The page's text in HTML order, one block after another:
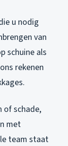
u nodig
van
schuine als
rekenen
of schade,
met
team staat